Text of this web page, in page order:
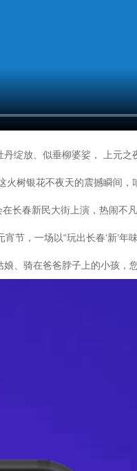
绽放、似垂柳婆娑， 上元
树银花不夜天的震撼瞬间
在长春新民大街上演，热闹
，一场以“玩出长春‘新’
、骑在爸爸脖子上的小孩，